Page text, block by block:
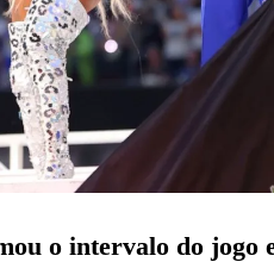
o intervalo do jogo